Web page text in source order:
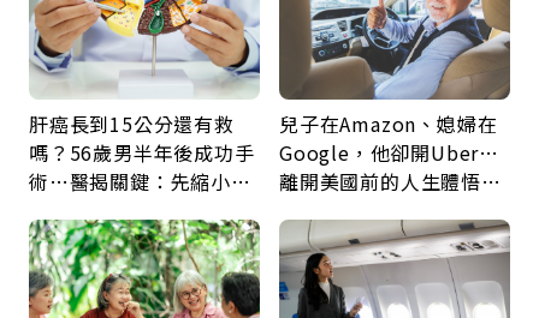
肝癌長到15公分還有救
嗎？56歲男半年後成功手
術…醫揭關鍵：先縮小腫
兒子在Amazon、媳婦在
Google，他卻開Uber…
離開美國前的人生體悟：